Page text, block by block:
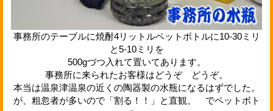
事務所のテーブルに焼酎4リットルペットボトルに10-30ミリ
と5-10ミリを
500gづつ入れて置いてあります。
事務所に来られたお客様はどうぞ どうぞ。
本当は温泉津温泉の近くの陶器製の水瓶になるはずでした。
が、粗忽者が多いので「割る！！」と直観。 でペットボト